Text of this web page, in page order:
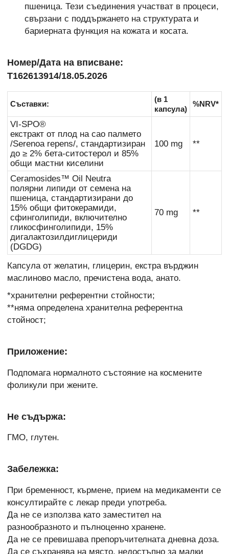
пшеница. Тези съединения участват в процеси,
свързани с поддържането на структурата и
бариерната функция на кожата и косата.
Номер/Дата на вписване:
Т162613914/18.05.2026
Съставки:
(в 1
капсула)
%NRV*
VI-SPO®
екстракт от плод на сао палмето
/Serenoa repens/, стандартизиран
до ≥ 2% бета-ситостерол и 85%
общи мастни киселини
100 mg **
Ceramosides™ Oil Neutra
полярни липиди от семена на
пшеница, стандартизирани до
15% общи фитокерамиди,
сфинголипиди, включително
гликосфинголипиди, 15%
дигалактозилдиглицериди
(DGDG)
70 mg **
Капсула от желатин, глицерин, екстра върджин
маслиново масло, пречистена вода, анато.
*хранителни референтни стойности;
**няма определена хранителна референтна
стойност;
Приложение:
Подпомага нормалното състояние на космените
фоликули при жените.
Не съдържа:
ГМО, глутен.
Забележка:
При бременност, кърмене, прием на медикаменти се
консултирайте с лекар преди употреба.
Да не се използва като заместител на
разнообразното и пълноценно хранене.
Да не се превишава препоръчителната дневна доза.
Да се съхранява на място, недостъпно за малки